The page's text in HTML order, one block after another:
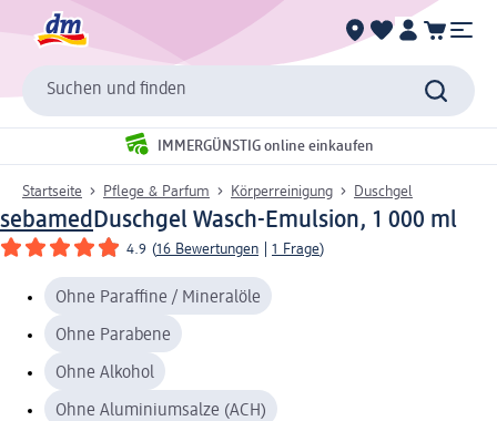
Suchen und finden
IMMERGÜNSTIG online einkaufen
Startseite Pflege & Parfum Körperreinigung Duschgel
sebamedDuschgel Wasch-Emulsion, 1 000 ml
4.9 (16 Bewertungen 1 Frage)
Ohne Paraffine / Mineralöle
Ohne Parabene
Ohne Alkohol
Ohne Aluminiumsalze (ACH)